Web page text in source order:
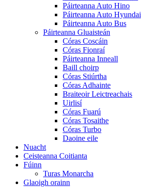
Páirteanna Auto Hino
Páirteanna Auto Hyundai
Páirteanna Auto Bus
Páirteanna Gluaisteán
Córas Coscáin
Córas Fionraí
Páirteanna Inneall
Baill choirp
Córas Stiúrtha
Córas Adhainte
Braiteoir Leictreachais
Uirlisí
Córas Fuarú
Córas Tosaithe
Córas Turbo
Daoine eile
Nuacht
Ceisteanna Coitianta
Fúinn
Turas Monarcha
Glaoigh orainn